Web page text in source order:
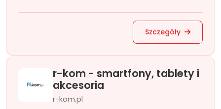
Szczegóły
r-kom - smartfony, tablety i
akcesoria
r-kom.pl